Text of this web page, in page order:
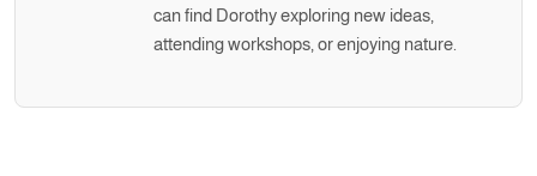
can find Dorothy exploring new ideas,
attending workshops, or enjoying nature.